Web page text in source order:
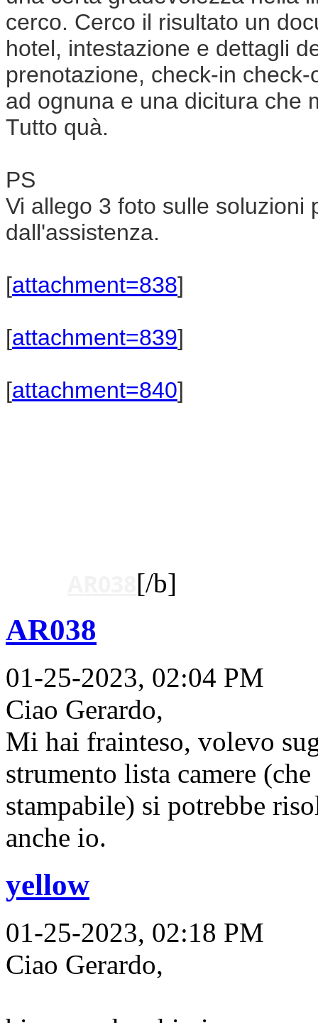
cerco. Cerco il risultato un
hotel, intestazione e dettagli
prenotazione, check-in
ad ognuna e una dicitura che
Tutto quà.
PS
Vi allego 3 foto sulle soluzioni
dall'assistenza.
[attachment=838]
[attachment=839]
[attachment=840]
[/b]
AR038
01-25-2023, 02:04 PM
Ciao Gerardo,
Mi hai frainteso, volevo
strumento lista camere (che
stampabile) si potrebbe
anche io.
yellow
01-25-2023, 02:18 PM
Ciao Gerardo,